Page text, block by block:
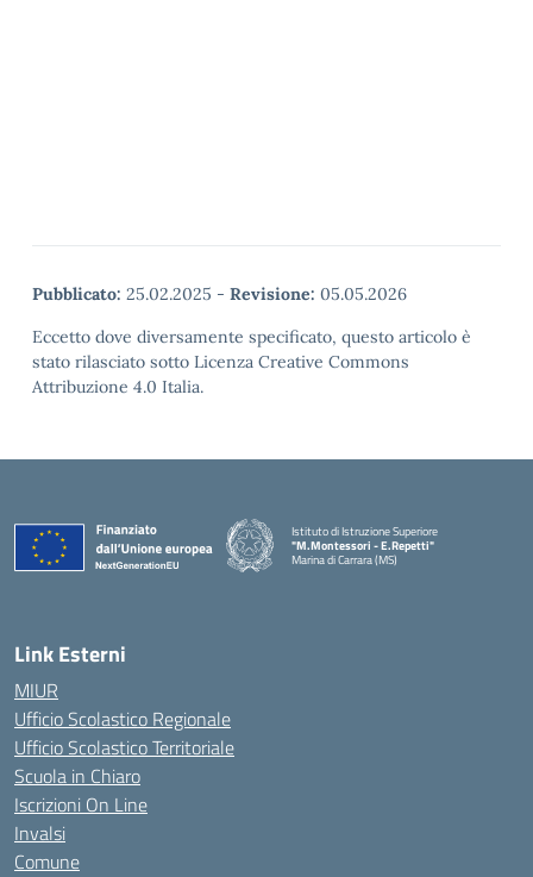
Pubblicato: 25.02.2025 - Revisione: 05.05.2026
Eccetto dove diversamente specificato, questo articolo è
stato rilasciato sotto Licenza Creative Commons
Attribuzione 4.0 Italia.
Istituto di Istruzione Superiore
"M.Montessori - E.Repetti"
Marina di Carrara (MS)
Link Esterni
MIUR
Ufficio Scolastico Regionale
Ufficio Scolastico Territoriale
Scuola in Chiaro
Iscrizioni On Line
Invalsi
Comune